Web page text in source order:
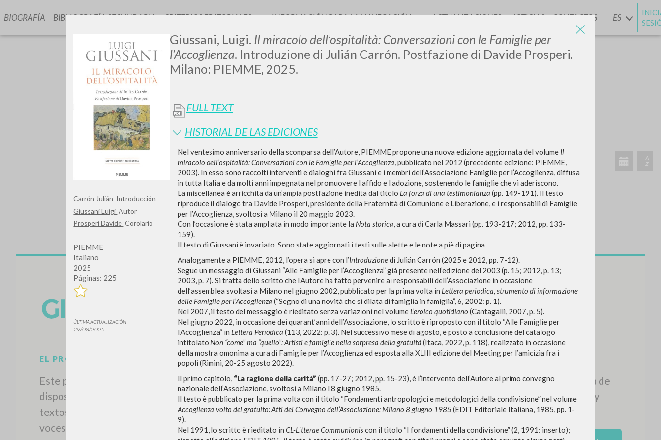
Carrón Julián Introducción
Giussani Luigi Autor
Prosperi Davide Corolario
PIEMME
Italiano
2025
Páginas: 225
ÚLTIMA ACTUALIZACIÓN
29/08/2025
Giussani, Luigi. Il miracolo dell’ospitalità: Conversazioni con le Famiglie per
l’Accoglienza. Introduzione di Julián Carrón. Postfazione di Davide Prosperi.
Milano: PIEMME, 2025.
FULL TEXT
HISTORIAL DE LAS EDICIONES
Nel ventesimo anniversario della scomparsa dell’Autore, PIEMME propone una nuova edizione aggiornata del volumeIl
miracolo dell’ospitalità: Conversazioni con le Famiglie per l’Accoglienza, pubblicato nel 2012 (precedente edizione: PIEMME,
2003). In esso sono raccolti interventi e dialoghi fra Giussani e i membri dell’Associazione Famiglie per l’Accoglienza, diffusa
in tutta Italia e da molti anni impegnata nel promuovere l’affido e l’adozione, sostenendo le famiglie che vi aderiscono.
La miscellanea è arricchita da un’ampia postfazione inedita dal titolo La forza di una testimonianza (pp. 149-191). Il testo
riproduce il dialogo tra Davide Prosperi, presidente della Fraternità di Comunione e Liberazione, e i responsabili di Famiglie
per l’Accoglienza, svoltosi a Milano il 20 maggio 2023.
Con l’occasione è stata ampliata in modo importante la Nota storica, a cura di Carla Massari (pp. 193-217; 2012, pp. 133-
159).
Il testo di Giussani è invariato. Sono state aggiornati i testi sulle alette e le note a piè di pagina.
Analogamente a PIEMME, 2012, l’opera si apre con l’Introduzionedi Julián Carrón (2025 e 2012, pp. 7-12).
Segue un messaggio di Giussani “Alle Famiglie per l’Accoglienza” già presente nell’edizione del 2003 (p. 15; 2012, p. 13;
2003, p. 7). Si tratta dello scritto che l’Autore ha fatto pervenire ai responsabili dell’Associazione in occasione
dell’assemblea svoltasi a Milano nel giugno 2002, pubblicato per la prima volta in Lettera periodica, strumento di informazione
delle Famiglie per l’Accoglienza (“Segno di una novità che si dilata di famiglia in famiglia”, 6, 2002: p. 1).
Nel 2007, il testo del messaggio è rieditato senza variazioni nel volume L’eroico quotidiano (Cantagalli, 2007, p. 5).
Nel giugno 2022, in occasione dei quarant’anni dell’Associazione, lo scritto è riproposto con il titolo “Alle Famiglie per
l’Accoglienza” in Lettera Periodica (113, 2022: p. 3). Nel successivo mese di agosto, è posto a conclusione del catalogo
intitolato Non “come” ma “quello”: Artisti e famiglie nella sorpresa della gratuità (Itaca, 2022, p. 118), realizzato in occasione
della mostra omonima a cura di Famiglie per l’Accoglienza ed esposta alla XLIII edizione del Meeting per l’amicizia fra i
popoli (Rimini, 20-25 agosto 2022).
Il primo capitolo, “La ragione della carità” (pp. 17-27; 2012, pp. 15-23), è l’intervento dell’Autore al primo convegno
nazionale dell’Associazione, svoltosi a Milano l’8 giugno 1985.
Il testo è pubblicato per la prima volta con il titolo “Fondamenti antropologici e metodologici della condivisione” nel volume
Accoglienza volto del gratuito: Atti del Convegno dell’Associazione: Milano 8 giugno 1985 (EDIT Editoriale Italiana, 1985, pp. 1-
9).
Nel 1991, lo scritto è rieditato in CL-Litterae Communioniscon il titolo “I fondamenti della condivisione” (2, 1991: inserto);
BIOGRAFÍA BIBLIOGRAFÍA SECUNDARIA CRITERIOS EDITORIALES INFORMACIÓN PARA LA NAVEGACIÓN ACTUALIZACIONESYNOTICIAS CONTACTOS ES
DOCUMENTOS ENCONTRADOS
Ver detalles por tipo
IDIOMA AUTOR AÑO ACTIVIDADES RECIENTES
RESULTADOS SUCESIVOS
EL PROYECTO
Este portal recoge y pone a
NAVEGA
Búsqueda avanzada »
IDIOMA
Italiano
NEWSLETTER
Recibe información actualizada de